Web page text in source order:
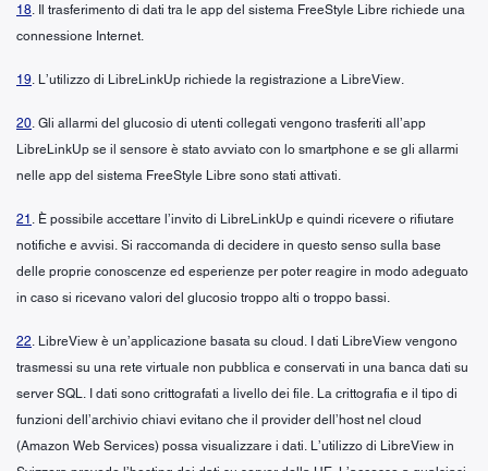
18. Il trasferimento di dati tra le app del sistema FreeStyle Libre richiede una
connessione Internet.
19. L’utilizzo di LibreLinkUp richiede la registrazione a LibreView.
20. Gli allarmi del glucosio di utenti collegati vengono trasferiti all’app
LibreLinkUp se il sensore è stato avviato con lo smartphone e se gli allarmi
nelle app del sistema FreeStyle Libre sono stati attivati.
21 . È possibile accettare l’invito di LibreLinkUp e quindi ricevere o rifiutare
notifiche e avvisi. Si raccomanda di decidere in questo senso sulla base
delle proprie conoscenze ed esperienze per poter reagire in modo adeguato
in caso si ricevano valori del glucosio troppo alti o troppo bassi.
22. LibreView è un’applicazione basata su cloud. I dati LibreView vengono
trasmessi su una rete virtuale non pubblica e conservati in una banca dati su
server SQL. I dati sono crittografati a livello dei file. La crittografia e il tipo di
funzioni dell’archivio chiavi evitano che il provider dell’host nel cloud
(Amazon Web Services) possa visualizzare i dati. L’utilizzo di LibreView in